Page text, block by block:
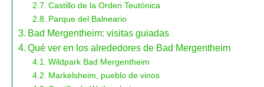
Castillo de la Orden Teutónica
Parque del Balneario
Bad Mergentheim: visitas guiadas
Qué ver en los alrededores de Bad Mergentheim
Wildpark Bad Mergentheim
Markelsheim, pueblo de vinos